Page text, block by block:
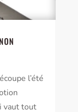
l’été
vaut tout